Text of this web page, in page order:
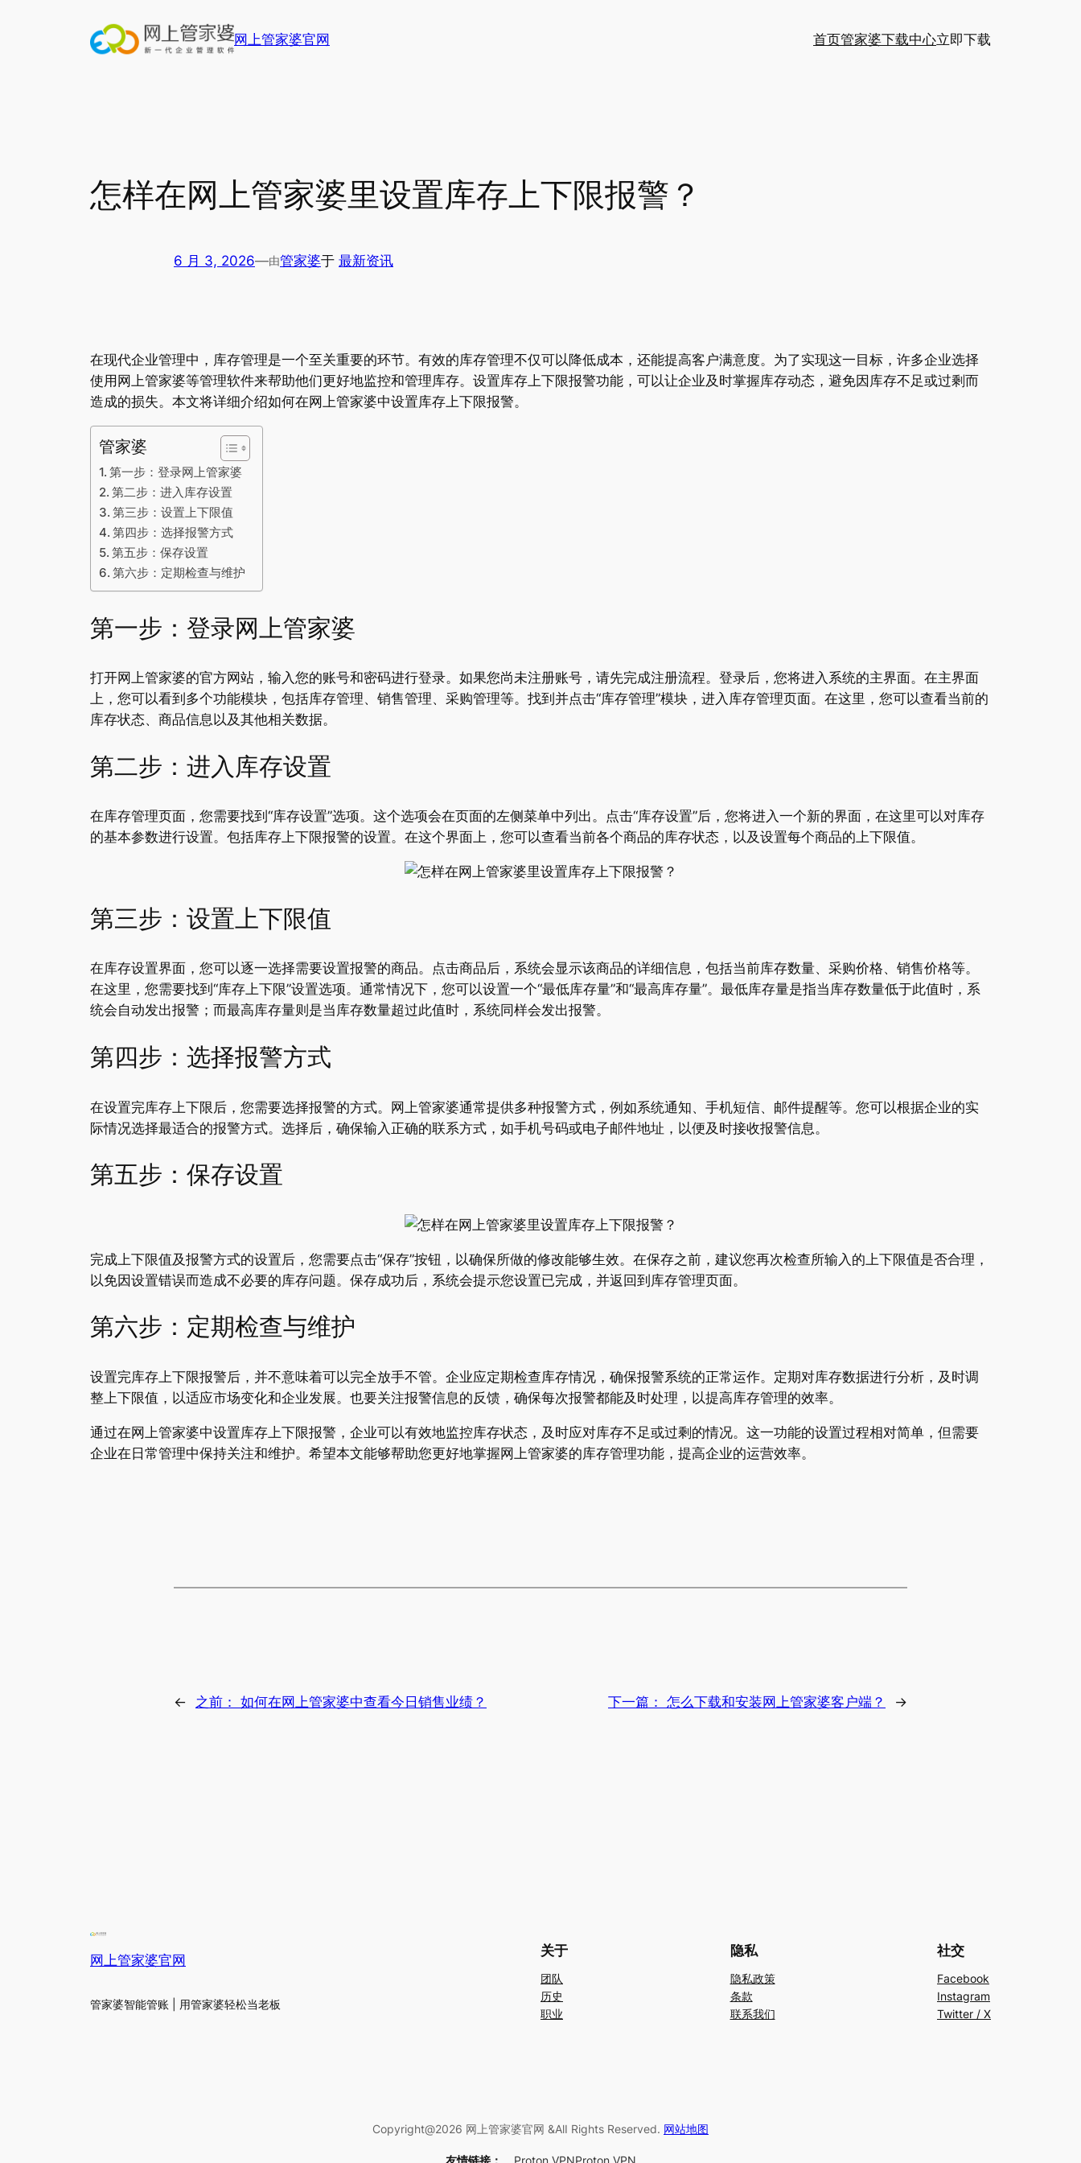
网上管家婆官网 首页管家婆下载中心立即下载
怎样在网上管家婆里设置库存上下限报警？
6 月 3, 2026—由管家婆于 最新资讯
在现代企业管理中，库存管理是一个至关重要的环节。有效的库存管理不仅可以降低成本，还能提高客户满意度。为了实现这一目标，许多企业选择
使用网上管家婆等管理软件来帮助他们更好地监控和管理库存。设置库存上下限报警功能，可以让企业及时掌握库存动态，避免因库存不足或过剩而
造成的损失。本文将详细介绍如何在网上管家婆中设置库存上下限报警。
管家婆
第一步：登录网上管家婆
第二步：进入库存设置
第三步：设置上下限值
第四步：选择报警方式
第五步：保存设置
第六步：定期检查与维护
第一步：登录网上管家婆
打开网上管家婆的官方网站，输入您的账号和密码进行登录。如果您尚未注册账号，请先完成注册流程。登录后，您将进入系统的主界面。在主界面
上，您可以看到多个功能模块，包括库存管理、销售管理、采购管理等。找到并点击“库存管理”模块，进入库存管理页面。在这里，您可以查看当前的
库存状态、商品信息以及其他相关数据。
第二步：进入库存设置
在库存管理页面，您需要找到“库存设置”选项。这个选项会在页面的左侧菜单中列出。点击“库存设置”后，您将进入一个新的界面，在这里可以对库存
的基本参数进行设置。包括库存上下限报警的设置。在这个界面上，您可以查看当前各个商品的库存状态，以及设置每个商品的上下限值。
第三步：设置上下限值
在库存设置界面，您可以逐一选择需要设置报警的商品。点击商品后，系统会显示该商品的详细信息，包括当前库存数量、采购价格、销售价格等。
在这里，您需要找到“库存上下限”设置选项。通常情况下，您可以设置一个“最低库存量”和“最高库存量”。最低库存量是指当库存数量低于此值时，系
统会自动发出报警；而最高库存量则是当库存数量超过此值时，系统同样会发出报警。
第四步：选择报警方式
在设置完库存上下限后，您需要选择报警的方式。网上管家婆通常提供多种报警方式，例如系统通知、手机短信、邮件提醒等。您可以根据企业的实
际情况选择最适合的报警方式。选择后，确保输入正确的联系方式，如手机号码或电子邮件地址，以便及时接收报警信息。
第五步：保存设置
完成上下限值及报警方式的设置后，您需要点击“保存”按钮，以确保所做的修改能够生效。在保存之前，建议您再次检查所输入的上下限值是否合理，
以免因设置错误而造成不必要的库存问题。保存成功后，系统会提示您设置已完成，并返回到库存管理页面。
第六步：定期检查与维护
设置完库存上下限报警后，并不意味着可以完全放手不管。企业应定期检查库存情况，确保报警系统的正常运作。定期对库存数据进行分析，及时调
整上下限值，以适应市场变化和企业发展。也要关注报警信息的反馈，确保每次报警都能及时处理，以提高库存管理的效率。
通过在网上管家婆中设置库存上下限报警，企业可以有效地监控库存状态，及时应对库存不足或过剩的情况。这一功能的设置过程相对简单，但需要
企业在日常管理中保持关注和维护。希望本文能够帮助您更好地掌握网上管家婆的库存管理功能，提高企业的运营效率。
← 之前： 如何在网上管家婆中查看今日销售业绩？ 下一篇： 怎么下载和安装网上管家婆客户端？ →
网上管家婆官网
管家婆智能管账 | 用管家婆轻松当老板
关于
团队
历史
职业
隐私
隐私政策
条款
联系我们
社交
Facebook
Instagram
Twitter / X
Copyright@2026 网上管家婆官网 &AlI Rights Reserved. 网站地图
友情链接： Proton VPNProton VPN